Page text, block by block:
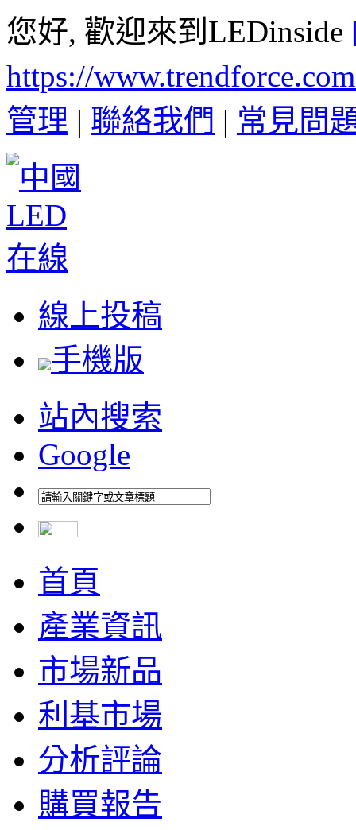
您好, 歡迎來到LEDinside
https://
管理 | 聯絡我們 | 常見問
線上投稿
手機版
站內搜索
Google
首頁
產業資訊
市場新品
利基市場
分析評論
購買報告